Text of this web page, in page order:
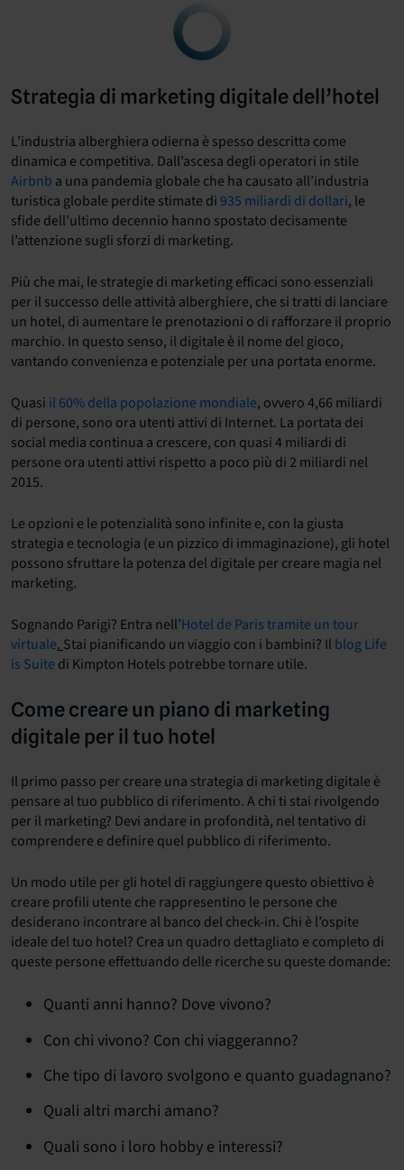
Strategia di marketing digitale dell’hotel
L’industria alberghiera odierna è spesso descritta come
dinamica e competitiva. Dall’ascesa degli operatori in stile
Airbnb a una pandemia globale che ha causato all’industria
turistica globale perdite stimate di 935 miliardi di dollari, le
sfide dell’ultimo decennio hanno spostato decisamente
l’attenzione sugli sforzi di marketing.
Più che mai, le strategie di marketing efficaci sono essenziali
per il successo delle attività alberghiere, che si tratti di lanciare
un hotel, di aumentare le prenotazioni o di rafforzare il proprio
marchio. In questo senso, il digitale è il nome del gioco,
vantando convenienza e potenziale per una portata enorme.
Quasi il 60% della popolazione mondiale, ovvero 4,66 miliardi
di persone, sono ora utenti attivi di Internet. La portata dei
social media continua a crescere, con quasi 4 miliardi di
persone ora utenti attivi rispetto a poco più di 2 miliardi nel
2015.
Le opzioni e le potenzialità sono infinite e, con la giusta
strategia e tecnologia (e un pizzico di immaginazione), gli hotel
possono sfruttare la potenza del digitale per creare magia nel
marketing.
Sognando Parigi? Entra nell’Hotel de Paris tramite un tour
virtuale. Stai pianificando un viaggio con i bambini? Il blog Life
is Suite di Kimpton Hotels potrebbe tornare utile.
Come creare un piano di marketing
digitale per il tuo hotel
Il primo passo per creare una strategia di marketing digitale è
pensare al tuo pubblico di riferimento. A chi ti stai rivolgendo
per il marketing? Devi andare in profondità, nel tentativo di
comprendere e definire quel pubblico di riferimento.
Un modo utile per gli hotel di raggiungere questo obiettivo è
creare profili utente che rappresentino le persone che
desiderano incontrare al banco del check-in. Chi è l’ospite
ideale del tuo hotel? Crea un quadro dettagliato e completo di
queste persone effettuando delle ricerche su queste domande:
Quanti anni hanno? Dove vivono?
Con chi vivono? Con chi viaggeranno?
Che tipo di lavoro svolgono e quanto guadagnano?
Quali altri marchi amano?
Quali sono i loro hobby e interessi?